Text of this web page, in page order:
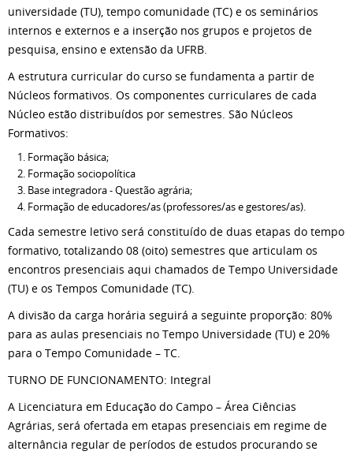
universidade (TU), tempo comunidade (TC) e os seminários
internos e externos e a inserção nos grupos e projetos de
pesquisa, ensino e extensão da UFRB.
A estrutura curricular do curso se fundamenta a partir de
Núcleos formativos. Os componentes curriculares de cada
Núcleo estão distribuídos por semestres. São Núcleos
Formativos:
Formação básica;
Formação sociopolítica
Base integradora - Questão agrária;
Formação de educadores/as (professores/as e gestores/as).
Cada semestre letivo será constituído de duas etapas do tempo
formativo, totalizando 08 (oito) semestres que articulam os
encontros presenciais aqui chamados de Tempo Universidade
(TU) e os Tempos Comunidade (TC).
A divisão da carga horária seguirá a seguinte proporção: 80%
para as aulas presenciais no Tempo Universidade (TU) e 20%
para o Tempo Comunidade – TC.
TURNO DE FUNCIONAMENTO: Integral
A Licenciatura em Educação do Campo – Área Ciências
Agrárias, será ofertada em etapas presenciais em regime de
alternância regular de períodos de estudos procurando se